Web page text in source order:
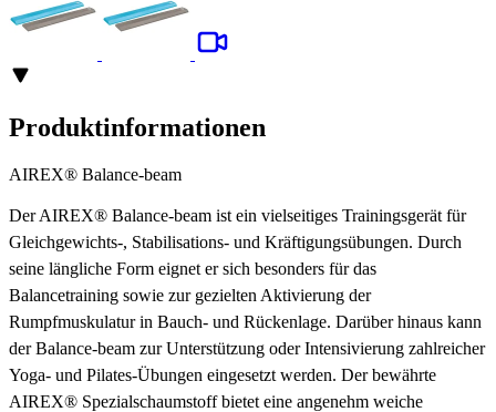
Produktinformationen
AIREX® Balance-beam
Der AIREX® Balance-beam ist ein vielseitiges Trainingsgerät für
Gleichgewichts-, Stabilisations- und Kräftigungsübungen. Durch
seine längliche Form eignet er sich besonders für das
Balancetraining sowie zur gezielten Aktivierung der
Rumpfmuskulatur in Bauch- und Rückenlage. Darüber hinaus kann
der Balance-beam zur Unterstützung oder Intensivierung zahlreicher
Yoga- und Pilates-Übungen eingesetzt werden. Der bewährte
AIREX® Spezialschaumstoff bietet eine angenehm weiche